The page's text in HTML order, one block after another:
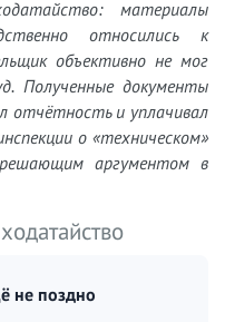
материалы
относились к
объективно не мог
Полученные документы
отчётность и уплачивал
о «техническом»
аргументом в
не поздно